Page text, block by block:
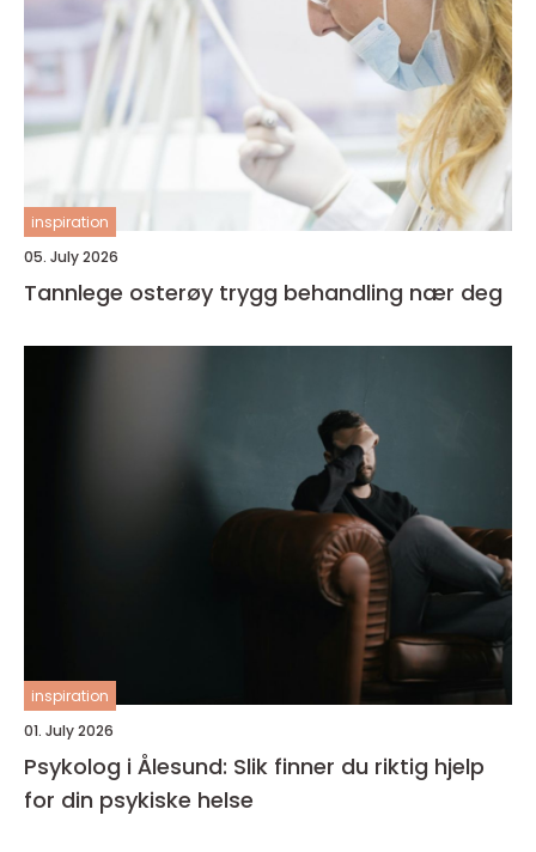
inspiration
05. July 2026
Tannlege osterøy trygg behandling nær deg
inspiration
01. July 2026
Psykolog i Ålesund: Slik finner du riktig hjelp
for din psykiske helse